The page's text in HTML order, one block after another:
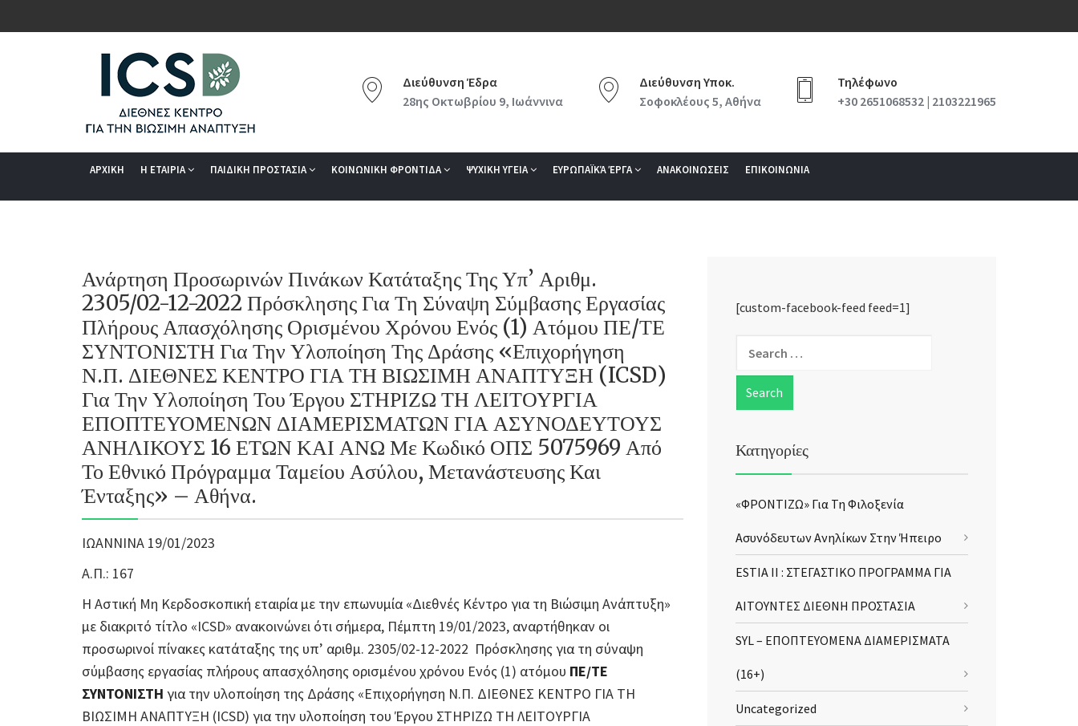
Διεύθυνση Έδρα
28ης Οκτωβρίου 9, Ιωάννινα
Διεύθυνση Υποκ.
Σοφοκλέους 5, Αθήνα
Τηλέφωνο
+30 2651068532 | 2103221965
ΑΡΧΙΚΗ Η ΕΤΑΙΡΙΑ ΠΑΙΔΙΚΗ ΠΡΟΣΤΑΣΙΑ ΚΟΙΝΩΝΙΚΗ ΦΡΟΝΤΙΔΑ ΨΥΧΙΚΗ ΥΓΕΙΑ ΕΥΡΩΠΑΪΚΆ ΈΡΓΑ ΑΝΑΚΟΙΝΩΣΕΙΣ ΕΠΙΚΟΙΝΩΝΙΑ
Ανάρτηση Προσωρινών Πινάκων Κατάταξης Της Υπ’ Αριθμ.
2305/02-12-2022 Πρόσκλησης Για Τη Σύναψη Σύμβασης Εργασίας
Πλήρους Απασχόλησης Ορισμένου Χρόνου Ενός (1) Ατόμου ΠΕ/ΤΕ
ΣΥΝΤΟΝΙΣΤΗ Για Την Υλοποίηση Της Δράσης «Επιχορήγηση
Ν.Π. ΔΙΕΘΝΕΣ ΚΕΝΤΡΟ ΓΙΑ ΤΗ ΒΙΩΣΙΜΗ ΑΝΑΠΤΥΞΗ (ICSD)
Για Την Υλοποίηση Του Έργου ΣΤΗΡΙΖΩ ΤΗ ΛΕΙΤΟΥΡΓΙΑ
ΕΠΟΠΤΕΥΟΜΕΝΩΝ ΔΙΑΜΕΡΙΣΜΑΤΩΝ ΓΙΑ ΑΣΥΝΟΔΕΥΤΟΥΣ
ΑΝΗΛΙΚΟΥΣ 16 ΕΤΩΝ ΚΑΙ ΑΝΩ Με Κωδικό ΟΠΣ 5075969 Από
Το Εθνικό Πρόγραμμα Ταμείου Ασύλου, Μετανάστευσης Και
Ένταξης» – Αθήνα.
ΙΩΑΝΝΙΝΑ 19/01/2023
Α.Π.: 167
Η Αστική Μη Κερδοσκοπική εταιρία με την επωνυμία «Διεθνές Κέντρο για τη Βιώσιμη Ανάπτυξη»
με διακριτό τίτλο «ICSD» ανακοινώνει ότι σήμερα, Πέμπτη 19/01/2023, αναρτήθηκαν οι
προσωρινοί πίνακες κατάταξης της υπ’ αριθμ. 2305/02-12-2022 Πρόσκλησης για τη σύναψη
σύμβασης εργασίας πλήρους απασχόλησης ορισμένου χρόνου Ενός (1) ατόμου ΠΕ/ΤΕ
ΣΥΝΤΟΝΙΣΤΗ για την υλοποίηση της Δράσης «Επιχορήγηση Ν.Π. ΔΙΕΘΝΕΣ ΚΕΝΤΡΟ ΓΙΑ ΤΗ
ΒΙΩΣΙΜΗ ΑΝΑΠΤΥΞΗ (ICSD) για την υλοποίηση του Έργου ΣΤΗΡΙΖΩ ΤΗ ΛΕΙΤΟΥΡΓΙΑ
[custom-facebook-feed feed=1]
Κατηγορίες
«ΦΡΟΝΤΙΖΩ» Για Τη Φιλοξενία
Ασυνόδευτων Ανηλίκων Στην Ήπειρο
ESTIA II : ΣΤΕΓΑΣΤΙΚΟ ΠΡΟΓΡΑΜΜΑ ΓΙΑ
ΑΙΤΟΥΝΤΕΣ ΔΙΕΘΝΗ ΠΡΟΣΤΑΣΙΑ
SYL – ΕΠΟΠΤΕΥΟΜΕΝΑ ΔΙΑΜΕΡΙΣΜΑΤΑ
(16+)
Uncategorized